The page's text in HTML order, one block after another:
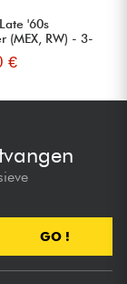
'60s
(MEX, RW) - 3-
€
GO !